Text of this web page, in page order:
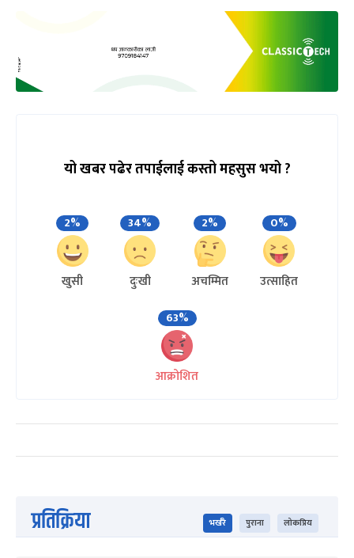
यो खबर पढेर तपाईलाई कस्तो महसुस भयो ?
2%
खुसी
34%
दुःखी
2%
अचम्मित
0%
उत्साहित
63%
आक्रोशित
प्रतिक्रिया भर्खरै पुराना लोकप्रिय